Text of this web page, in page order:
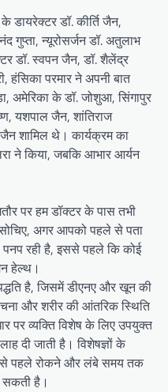
डायरेक्टर डॉ. कीर्ति जैन,
गुप्ता, न्यूरोसर्जन डॉ. अतुलाभ
डॉ. स्वपन जैन, डॉ. शैलेंद्र
हंसिका परमार ने अपनी बात
अमेरिका के डॉ. जोशुआ, सिंगापुर
यशपाल जैन, शांतिराज
शामिल थे। कार्यक्रम का
ने किया, जबकि आभार आर्यन
पर हम डॉक्टर के पास तभी
अगर आपको पहले से पता
रही है, इससे पहले कि कोई
हेल्थ।
है, जिसमें डीएनए और खून की
और शरीर की आंतरिक स्थिति
पर व्यक्ति विशेष के लिए उपयुक्त
दी जाती है। विशेषज्ञों के
से पहले रोकने और लंबे समय तक
सकती है।